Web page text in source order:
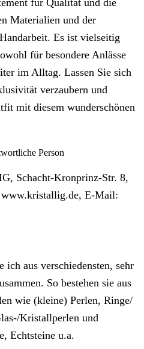
Materialien und der
Es ist vielseitig
für besondere Anlässe
im Alltag. Lassen Sie sich
verzaubern und
mit diesem wunderschönen
Person
Schacht-Kronprinz-Str. 8,
www.kristallig.de, E-Mail:
ich aus verschiedensten, sehr
So bestehen sie aus
wie (kleine) Perlen, Ringe/
Kristallperlen und
Echtsteine u.a.